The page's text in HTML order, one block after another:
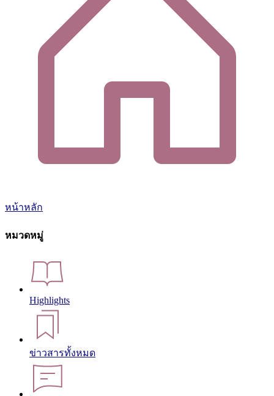
หน้าหลัก
หมวดหมู่
Highlights
ข่าวสารทั้งหมด